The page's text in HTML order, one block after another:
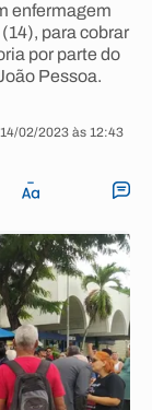
enfermagem
para cobrar
por parte do
Pessoa.
02/2023 às 12:43